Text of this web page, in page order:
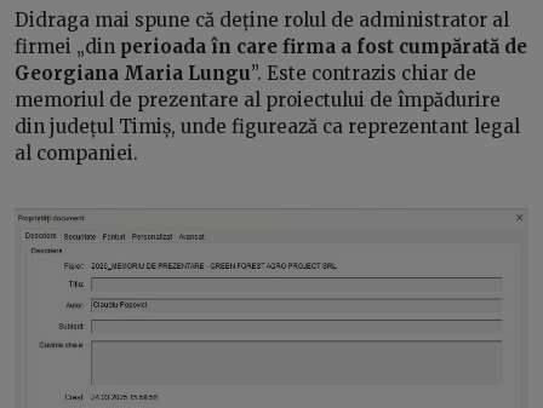
Didraga mai spune că deține rolul de administrator al
firmei „din perioada în care firma a fost cumpărată de
Georgiana Maria Lungu”. Este contrazis chiar de
memoriul de prezentare al proiectului de împădurire
din județul Timiș, unde figurează ca reprezentant legal
al companiei.